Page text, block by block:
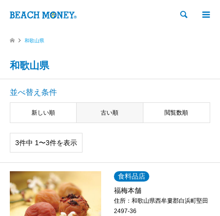
検索
和歌山県
和歌山県
並べ替え条件
新しい順 古い順 閲覧数順
3件中 1〜3件を表示
食料品店
福梅本舗
住所： 和歌山県西牟婁郡白浜町堅田
2497-36